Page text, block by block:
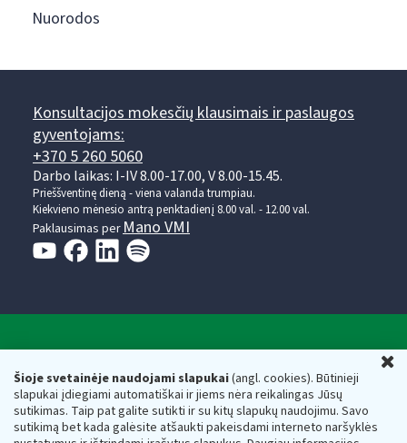
Šioje svetainėje naudojami slapukai(angl. cookies). Būtinieji
slapukai įdiegiami automatiškai ir jiems nėra reikalingas Jūsų
sutikimas. Taip pat galite sutikti ir su kitų slapukų naudojimu. Savo
sutikimą bet kada galėsite atšaukti pakeisdami interneto naršyklės
Nuorodos
Konsultacijos mokesčių klausimais ir paslaugos
gyventojams:
+370 5 260 5060
Darbo laikas: I-IV 8.00-17.00, V 8.00-15.45.
Prieššventinę dieną - viena valanda trumpiau.
Kiekvieno mėnesio antrą penktadienį 8.00 val. - 12.00 val.
Paklausimas per Mano VMI
Respublikos finansų ministerijos
Biudžetinė įstaiga. Juridinio asmens kodas — 188659752,
adresas: Vasario 16-osios g. 14, 01107 Vilnius, Lietuva, el.paštas:
vmi@vmi.lt, E. pristatymo dėžutės adresas 188659752